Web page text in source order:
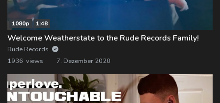
1080p 1:48
Welcome Weatherstate to the Rude Records Family!
Rude Records
1936 views
7. Dezember 2020